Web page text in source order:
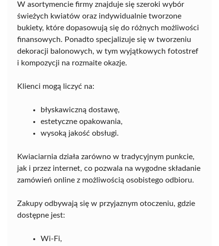
W asortymencie firmy znajduje się szeroki wybór
świeżych kwiatów oraz indywidualnie tworzone
bukiety, które dopasowują się do różnych możliwości
finansowych. Ponadto specjalizuje się w tworzeniu
dekoracji balonowych, w tym wyjątkowych fotostref
i kompozycji na rozmaite okazje.
Klienci mogą liczyć na:
błyskawiczną dostawę,
estetyczne opakowania,
wysoką jakość obsługi.
Kwiaciarnia działa zarówno w tradycyjnym punkcie,
jak i przez internet, co pozwala na wygodne składanie
zamówień online z możliwością osobistego odbioru.
Zakupy odbywają się w przyjaznym otoczeniu, gdzie
dostępne jest:
Wi-Fi,